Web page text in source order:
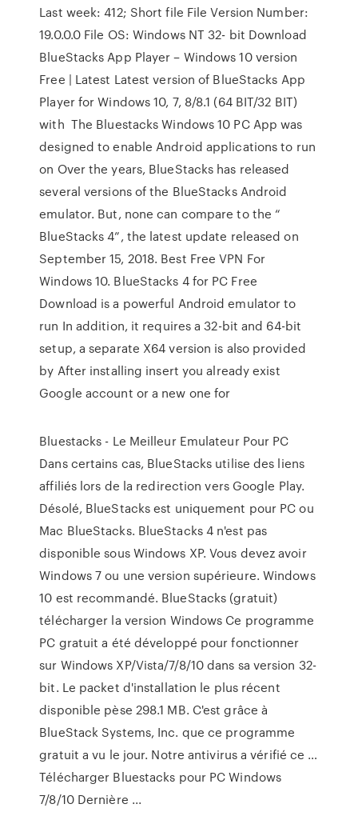
Last week: 412; Short file File Version Number:
19.0.0.0 File OS: Windows NT 32- bit Download
BlueStacks App Player – Windows 10 version
Free | Latest Latest version of BlueStacks App
Player for Windows 10, 7, 8/8.1 (64 BIT/32 BIT)
with The Bluestacks Windows 10 PC App was
designed to enable Android applications to run
on Over the years, BlueStacks has released
several versions of the BlueStacks Android
emulator. But, none can compare to the “
BlueStacks 4”, the latest update released on
September 15, 2018. Best Free VPN For
Windows 10. BlueStacks 4 for PC Free
Download is a powerful Android emulator to
run In addition, it requires a 32-bit and 64-bit
setup, a separate X64 version is also provided
by After installing insert you already exist
Google account or a new one for
Bluestacks - Le Meilleur Emulateur Pour PC
Dans certains cas, BlueStacks utilise des liens
affiliés lors de la redirection vers Google Play.
Désolé, BlueStacks est uniquement pour PC ou
Mac BlueStacks. BlueStacks 4 n'est pas
disponible sous Windows XP. Vous devez avoir
Windows 7 ou une version supérieure. Windows
10 est recommandé. BlueStacks (gratuit)
télécharger la version Windows Ce programme
PC gratuit a été développé pour fonctionner
sur Windows XP/Vista/7/8/10 dans sa version 32-
bit. Le packet d'installation le plus récent
disponible pèse 298.1 MB. C'est grâce à
BlueStack Systems, Inc. que ce programme
gratuit a vu le jour. Notre antivirus a vérifié ce …
Télécharger Bluestacks pour PC Windows
7/8/10 Dernière ...